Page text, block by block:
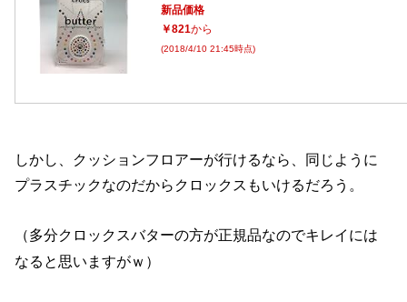
新品価格
￥821から
(2018/4/10 21:45時点)
しかし、クッションフロアーが行けるなら、同じように
プラスチックなのだからクロックスもいけるだろう。
（多分クロックスバターの方が正規品なのでキレイには
なると思いますがｗ）